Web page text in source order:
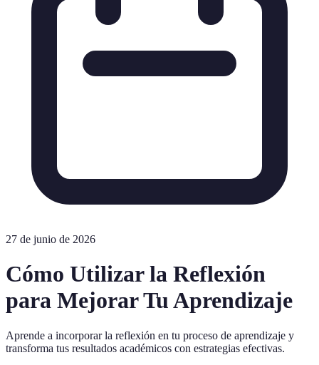
27 de junio de 2026
Cómo Utilizar la Reflexión
para Mejorar Tu Aprendizaje
Aprende a incorporar la reflexión en tu proceso de aprendizaje y
transforma tus resultados académicos con estrategias efectivas.